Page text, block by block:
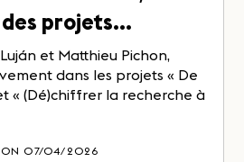
projets…
et Matthieu Pichon,
dans les projets « De
« (Dé)chiffrer la recherche à
ON 07/04/2026